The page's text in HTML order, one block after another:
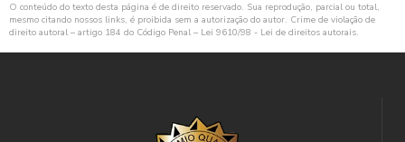
O conteúdo do texto desta página é de direito reservado. Sua reprodução, parcial ou total,
mesmo citando nossos links, é proibida sem a autorização do autor. Crime de violação de
direito autoral – artigo 184 do Código Penal – Lei 9610/98 - Lei de direitos autorais.